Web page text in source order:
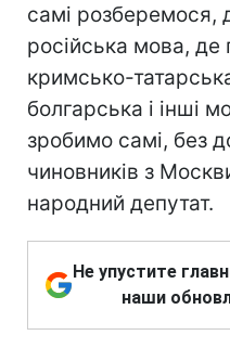
самі розберемося,
російська мова, де
кримсько-
болгарська і інші
зробимо самі, без
чиновників з
народний депутат.
Не упустите
наши